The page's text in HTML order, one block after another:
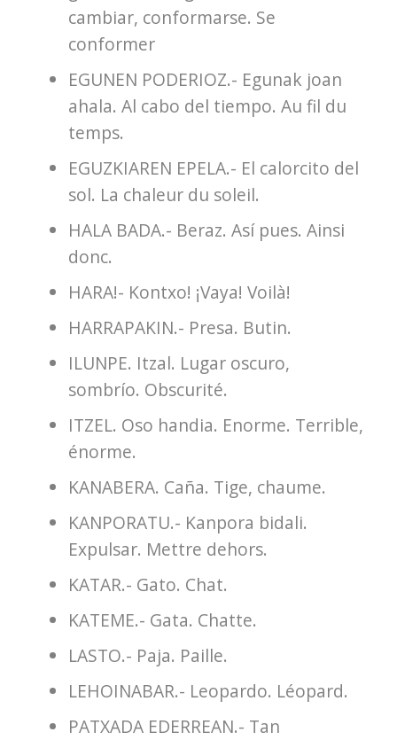
cambiar, conformarse. Se
conformer
EGUNEN PODERIOZ.- Egunak joan
ahala. Al cabo del tiempo. Au fil du
temps.
EGUZKIAREN EPELA.- El calorcito del
sol. La chaleur du soleil.
HALA BADA.- Beraz. Así pues. Ainsi
donc.
HARA!- Kontxo! ¡Vaya! Voilà!
HARRAPAKIN.- Presa. Butin.
ILUNPE. Itzal. Lugar oscuro,
sombrío. Obscurité.
ITZEL. Oso handia. Enorme. Terrible,
énorme.
KANABERA. Caña. Tige, chaume.
KANPORATU.- Kanpora bidali.
Expulsar. Mettre dehors.
KATAR.- Gato. Chat.
KATEME.- Gata. Chatte.
LASTO.- Paja. Paille.
LEHOINABAR.- Leopardo. Léopard.
PATXADA EDERREAN.- Tan